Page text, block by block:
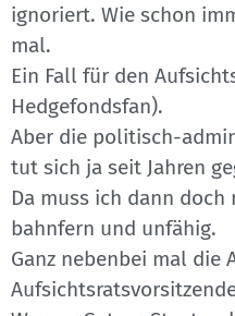
ignoriert. Wie schon
mal.
Ein Fall für den
Hedgefondsfan).
Aber die politisch-
tut sich ja seit Jahren
Da muss ich dann
bahnfern und unfähig.
Ganz nebenbei mal die